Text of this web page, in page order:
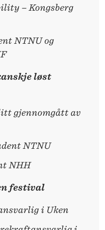
– Kongsberg
NTNU og
løst
gjennomgått av
NTNU
NHH
festival
i Uken